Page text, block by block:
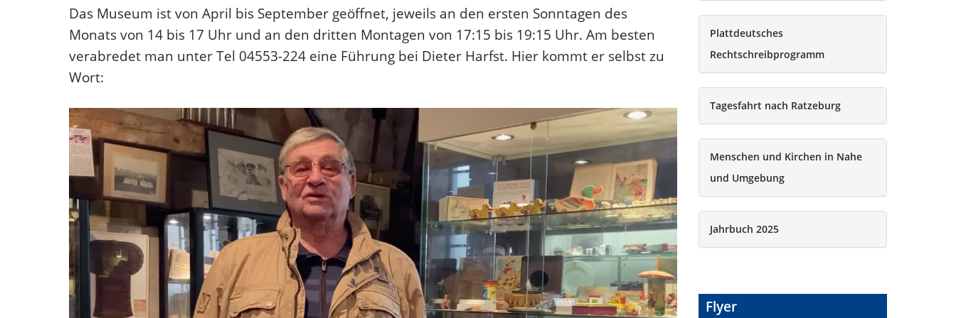
Das Museum ist von April bis September geöffnet, jeweils an den ersten Sonntagen des
Monats von 14 bis 17 Uhr und an den dritten Montagen von 17:15 bis 19:15 Uhr. Am besten
verabredet man unter Tel 04553-224 eine Führung bei Dieter Harfst. Hier kommt er selbst zu
Wort:
Plattdeutsches
Rechtschreibprogramm
Tagesfahrt nach Ratzeburg
Menschen und Kirchen in Nahe
und Umgebung
Jahrbuch 2025
Flyer